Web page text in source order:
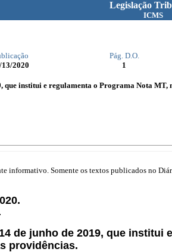
Legislação
ICMS
Pág. D.O.
13/2020 1
que institui e regulamenta o Programa Nota
informativo. Somente os textos publicados no
.
de junho de 2019, que institui
providências.